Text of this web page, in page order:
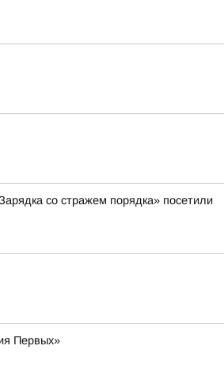
со стражем порядка» посетили
Первых»